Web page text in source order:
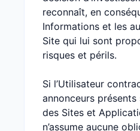
reconnaît, en
Informations et les
Site qui lui sont
risques et périls.
Si l’Utilisateur
annonceurs présents
des Sites et
n’assume aucune